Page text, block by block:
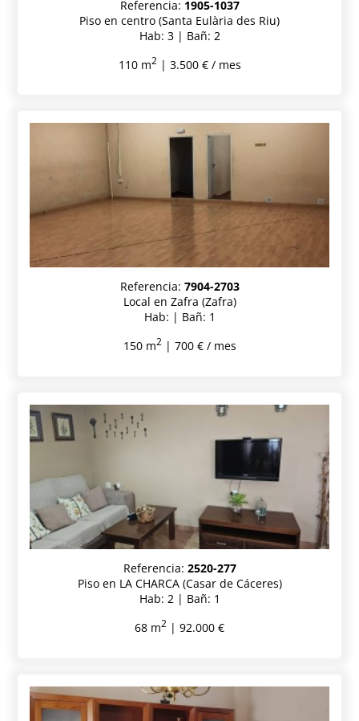
Referencia: 1905-1037
Piso en centro (Santa Eulària des Riu)
Hab: 3 | Bañ: 2
110 m2| 3.500 € / mes
Referencia: 7904-2703
Local en Zafra (Zafra)
Hab: | Bañ: 1
150 m2| 700 € / mes
Referencia: 2520-277
Piso en LA CHARCA (Casar de Cáceres)
Hab: 2 | Bañ: 1
68 m2 | 92.000 €